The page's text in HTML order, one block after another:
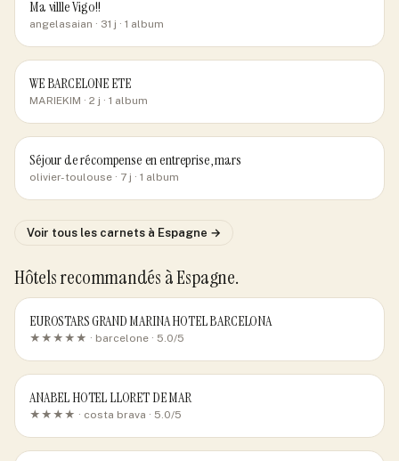
Ma villle Vigo!!
angelasaian · 31 j · 1 album
WE BARCELONE ETE
MARIEKIM · 2 j · 1 album
Séjour de récompense en entreprise, mars
olivier-toulouse · 7 j · 1 album
Voir tous les carnets à Espagne →
Hôtels recommandés à Espagne.
EUROSTARS GRAND MARINA HOTEL BARCELONA
★★★★★ · barcelone · 5.0/5
ANABEL HOTEL LLORET DE MAR
★★★★ · costa brava · 5.0/5